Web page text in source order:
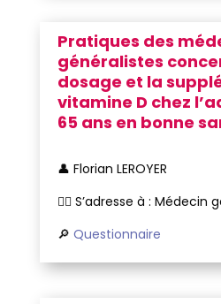
Pratiques des
généralistes
dosage et la
vitamine D chez
65 ans en bonne
👤 Florian LEROYER
🧑‍⚕️ S’adresse à : Médecin
🔎 Questionnaire